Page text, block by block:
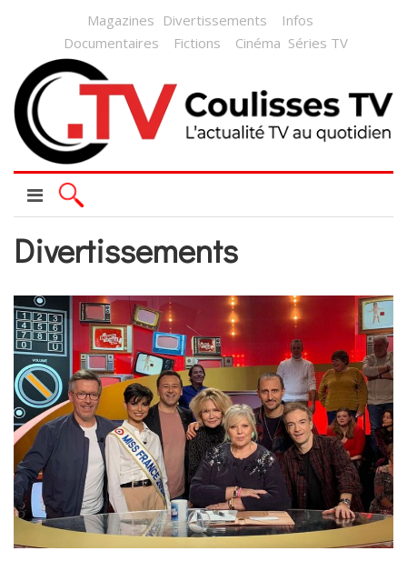
Magazines Divertissements
Infos
Documentaires
Fictions Cinéma Séries TV
Divertissements